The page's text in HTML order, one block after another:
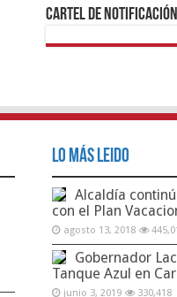
Cartel de Notificación
Lo Más Leido
Alcaldía
con el Plan
agosto 13, 2018
Gobernador
Tanque Azul en
junio 3, 2019 330,418